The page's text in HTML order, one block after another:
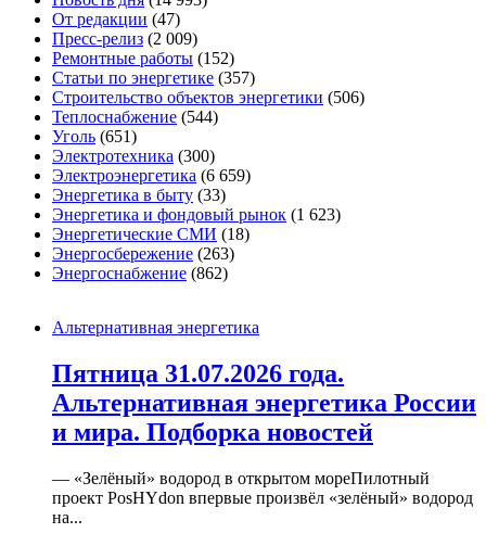
От редакции (47)
Пресс-релиз (2 009)
Ремонтные работы (152)
Статьи по энергетике (357)
Строительство объектов энергетики (506)
Теплоснабжение (544)
Уголь (651)
Электротехника (300)
Электроэнергетика (6 659)
Энергетика в быту (33)
Энергетика и фондовый рынок (1 623)
Энергетические СМИ (18)
Энергосбережение (263)
Энергоснабжение (862)
Альтернативная энергетика
Пятница 31.07.2026 года.
Альтернативная энергетика России
и мира. Подборка новостей
— «Зелёный» водород в открытом мореПилотный
проект PosHYdon впервые произвёл «зелёный» водород
на...